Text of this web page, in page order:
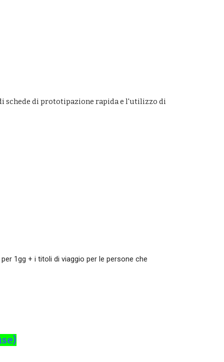
schede di prototipazione rapida e l'utilizzo di
1gg + i titoli di viaggio per le persone che